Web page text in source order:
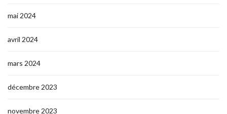
mai 2024
avril 2024
mars 2024
décembre 2023
novembre 2023